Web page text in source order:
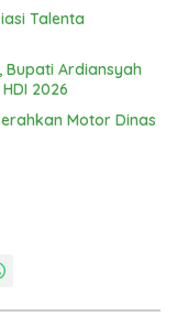
Talenta
Bupati Ardiansyah
2026
Motor Dinas